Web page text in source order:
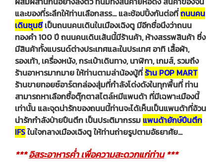
และของที่ระลึกให้ท่านเลือกสรร… และช้อปปิ้งกันต่อที่ถนนคน
เดินซุนซีเป็นถนนคนเดินในเมืองเฉิงตู มีอีกชื่อนึงว่าถนน
ทองคำ 100 ปี ถนนคนเดินเส้นนี้มีร้านค้า, ห้างสรรพสินค้า ซึ่ง
มีสินค้าทั้งแบรนด์ต่างประเทศและในประเทศ อาทิ เสื้อผ้า,
รองเท้า, เครื่องหนัง, กระเป๋าเดินทาง, นาฬิกา, เกมส์, รวมถึง
ร้านอาหารมากมาย ให้ท่านตามล่าน้องบู้ที่ร้าน POP MART
ร้านขายทอยซ์อาร์ตกล่องสุ่มที่กำลังโด่งดังในทุกพื้นที่ ท่าน
สามารถหาเลือกซื้อตุ๊กตาสไตล์หมีแพนด้า ที่มีเฉพาะเมืองนี้
เท่านั้น และจุดน่ารักของถนนนี้ท่านจะได้เห็นเป็นแพนด้าที่อ้วน
น่ารักกําลังป่ายปืนตึก เป็นประติมากรรม แพนด้ายักษ์ปีนตึก
IFSในใจกลางเมืองเฉิงตู ให้ท่านถ่ายรูปตามอัธยาศัย…
***อิสระอาหารค่ำ เพื่อความสะดวกแก่ท่าน ***